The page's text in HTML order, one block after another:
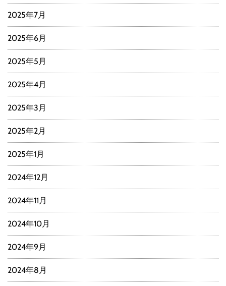
2025年7月
2025年6月
2025年5月
2025年4月
2025年3月
2025年2月
2025年1月
2024年12月
2024年11月
2024年10月
2024年9月
2024年8月